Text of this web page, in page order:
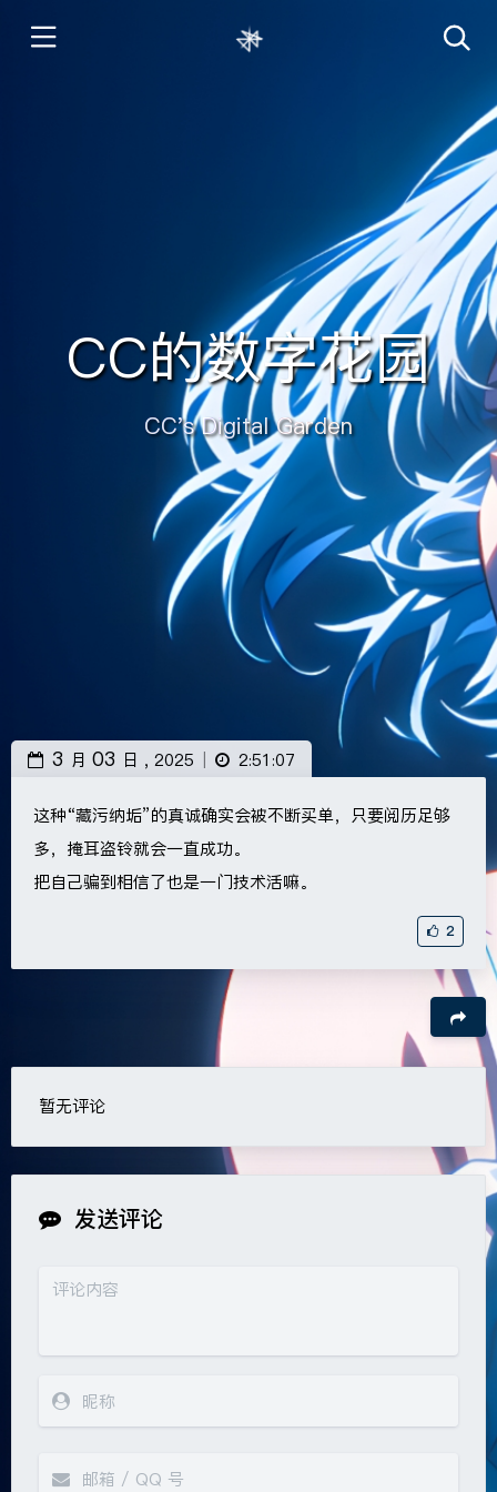
CC的数字花园
CC's Digital Garden
夜间模式
3 月 03 日 , 2025 2:51:07
这种“藏污纳垢”的真诚确实会被不断买单，只要阅历足够
多，掩耳盗铃就会一直成功。
把自己骗到相信了也是一门技术活嘛。
2
暂无评论
发送评论